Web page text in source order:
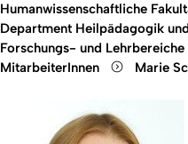
Humanwissenschaftliche
Department Heilpädagogik
Forschungs- und Lehrbereiche
MitarbeiterInnen
Marie